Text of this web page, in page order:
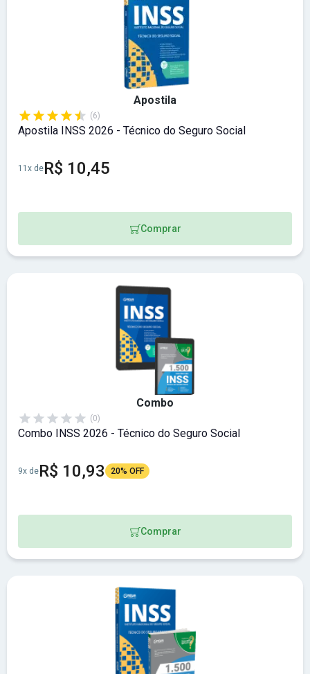
Apostila
(6)
Apostila INSS 2026 - Técnico do Seguro Social
11x deR$ 10,45
Comprar
Combo
(0)
Combo INSS 2026 - Técnico do Seguro Social
9x deR$ 10,93 20% OFF
Comprar